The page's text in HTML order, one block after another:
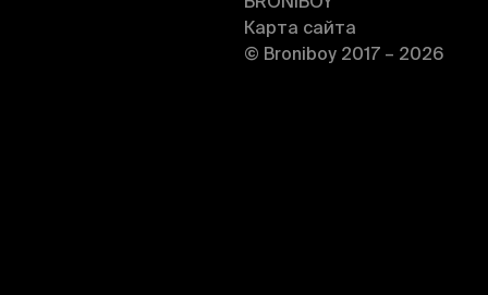
Карта сайта
© Broniboy 2017 – 2026